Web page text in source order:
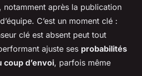
notamment après la publication
C’est un moment clé :
clé est absent peut tout
ajuste ses probabilités
coup d’envoi, parfois même